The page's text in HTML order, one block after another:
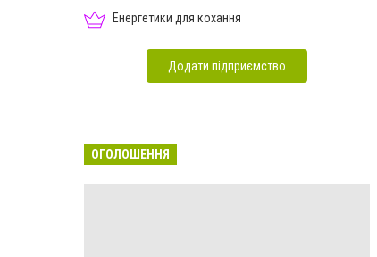
Енергетики для кохання
Додати підприємство
ОГОЛОШЕННЯ